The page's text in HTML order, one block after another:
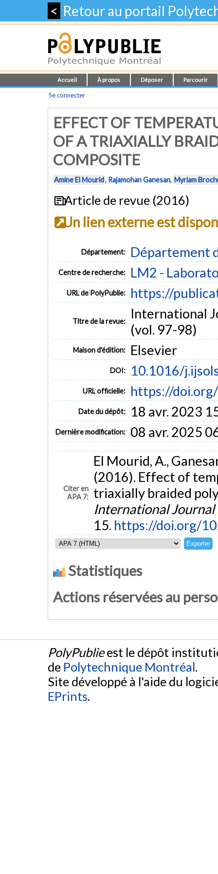
< Retour au portail
Accueil À propos Déposer Parcourir
Se connecter
EFFECT OF
OF A TRIAXIALLY
COMPOSITE
Amine El Mourid, Rajamohan Ganesan, Myriam
Article de revue (2016)
Un lien externe est
Département: Département
Centre de recherche: LM2 -
URL de PolyPublie: https://
Titre de la revue:
International
(vol. 97-98)
Maison d'édition: Elsevier
DOI: 10.1016/
URL officielle: https://
Date du dépôt: 18 avr. 2023
Dernière modification: 08 avr. 2025
Citer en
APA 7:
El Mourid, A.,
(2016). Effect of
triaxially braided
International Journal
15. https://doi.org/
Statistiques
Actions réservées au
PolyPublieest le dépôt
de Polytechnique Montréal.
Site développé à l'aide du
EPrints.